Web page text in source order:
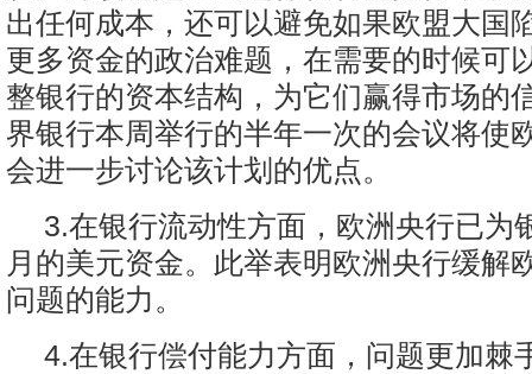
出任何成本，还可以避免如果欧盟大国
更多资金的政治难题，在需要的时候可
整银行的资本结构，为它们赢得市场的
界银行本周举行的半年一次的会议将使
会进一步讨论该计划的优点。
3.在银行流动性方面，欧洲央行已为
月的美元资金。此举表明欧洲央行缓解
问题的能力。
4.在银行偿付能力方面，问题更加棘